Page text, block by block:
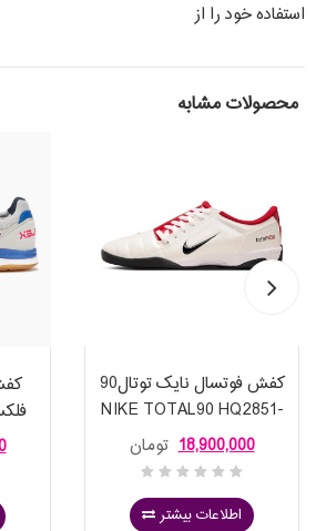
استفاده خود را از
محصولات مشابه
کفش فوتسال نایک توتال90
NIKE TOTAL90 HQ2851-
100 تومان 18,900,000
اطلاعات بیشتر